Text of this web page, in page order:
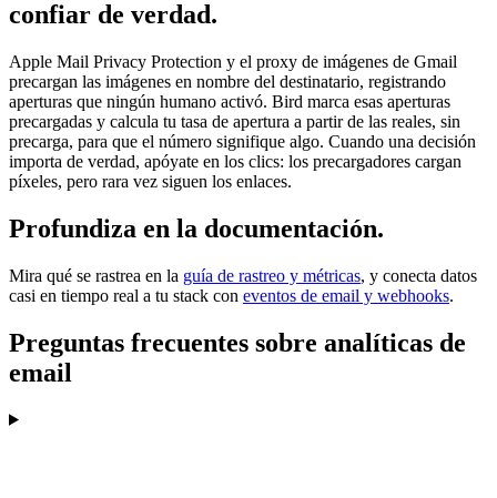
confiar de verdad.
Apple Mail Privacy Protection y el proxy de imágenes de Gmail
precargan las imágenes en nombre del destinatario, registrando
aperturas que ningún humano activó. Bird marca esas aperturas
precargadas y calcula tu tasa de apertura a partir de las reales, sin
precarga, para que el número signifique algo. Cuando una decisión
importa de verdad, apóyate en los clics: los precargadores cargan
píxeles, pero rara vez siguen los enlaces.
Profundiza en la documentación.
Mira qué se rastrea en la guía de rastreo y métricas, y conecta datos
casi en tiempo real a tu stack con eventos de email y webhooks.
Preguntas frecuentes sobre analíticas de
email